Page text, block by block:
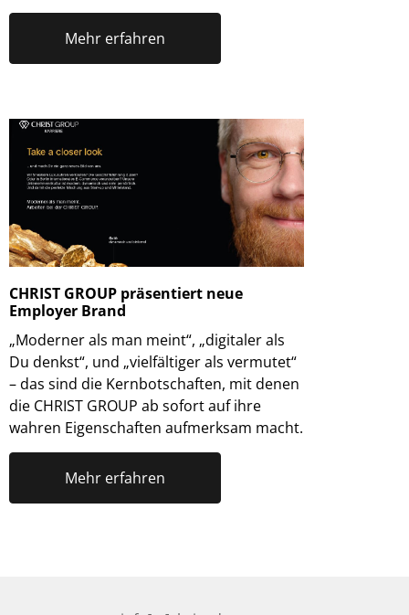
Mehr erfahren
CHRIST GROUP präsentiert neue
Employer Brand
„Moderner als man meint“, „digitaler als
Du denkst“, und „vielfältiger als vermutet“
– das sind die Kernbotschaften, mit denen
die CHRIST GROUP ab sofort auf ihre
wahren Eigenschaften aufmerksam macht.
Mehr erfahren